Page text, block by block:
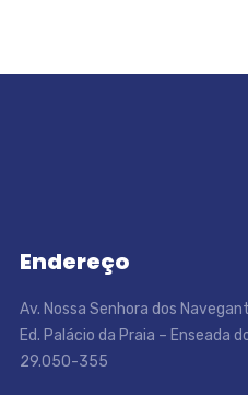
Endereço
Av. Nossa Senhora dos
Ed. Palácio da Praia – Enseada
29.050-355